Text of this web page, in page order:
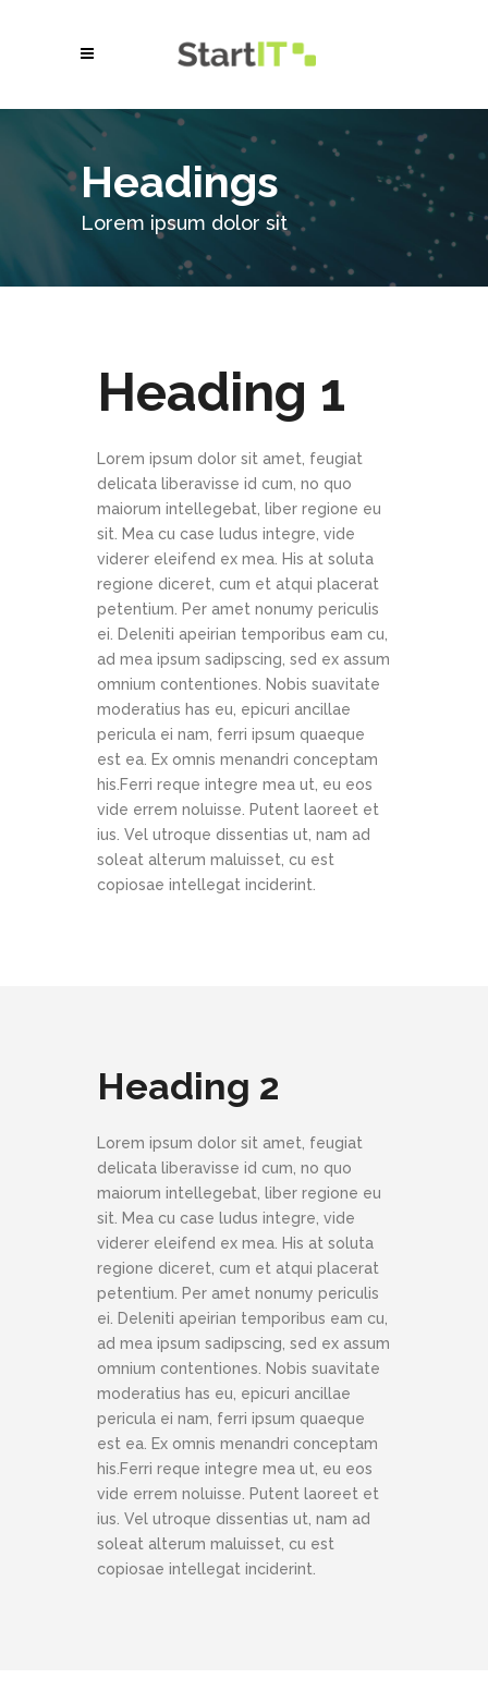
Headings
Lorem ipsum dolor sit
Heading 1
Lorem ipsum dolor sit amet, feugiat
delicata liberavisse id cum, no quo
maiorum intellegebat, liber regione eu
sit. Mea cu case ludus integre, vide
viderer eleifend ex mea. His at soluta
regione diceret, cum et atqui placerat
petentium. Per amet nonumy periculis
ei. Deleniti apeirian temporibus eam cu,
ad mea ipsum sadipscing, sed ex assum
omnium contentiones. Nobis suavitate
moderatius has eu, epicuri ancillae
pericula ei nam, ferri ipsum quaeque
est ea. Ex omnis menandri conceptam
his.Ferri reque integre mea ut, eu eos
vide errem noluisse. Putent laoreet et
ius. Vel utroque dissentias ut, nam ad
soleat alterum maluisset, cu est
copiosae intellegat inciderint.
Heading 2
Lorem ipsum dolor sit amet, feugiat
delicata liberavisse id cum, no quo
maiorum intellegebat, liber regione eu
sit. Mea cu case ludus integre, vide
viderer eleifend ex mea. His at soluta
regione diceret, cum et atqui placerat
petentium. Per amet nonumy periculis
ei. Deleniti apeirian temporibus eam cu,
ad mea ipsum sadipscing, sed ex assum
omnium contentiones. Nobis suavitate
moderatius has eu, epicuri ancillae
pericula ei nam, ferri ipsum quaeque
est ea. Ex omnis menandri conceptam
his.Ferri reque integre mea ut, eu eos
vide errem noluisse. Putent laoreet et
ius. Vel utroque dissentias ut, nam ad
soleat alterum maluisset, cu est
copiosae intellegat inciderint.